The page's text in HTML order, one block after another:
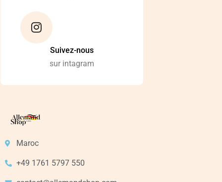
Suivez-nous
sur intagram
Maroc
+49 1761 5797 550